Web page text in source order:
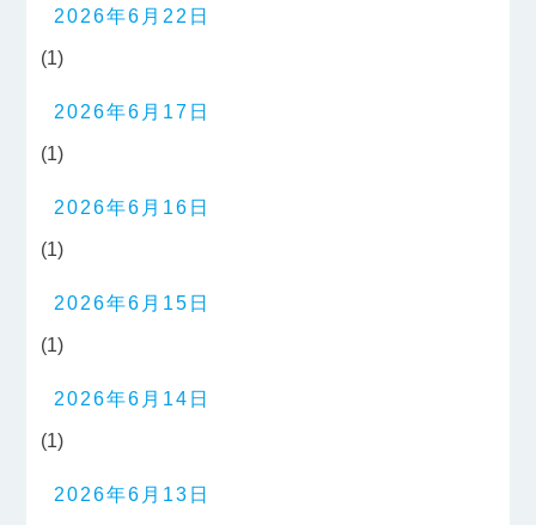
2026年6月22日
(1)
2026年6月17日
(1)
2026年6月16日
(1)
2026年6月15日
(1)
2026年6月14日
(1)
2026年6月13日